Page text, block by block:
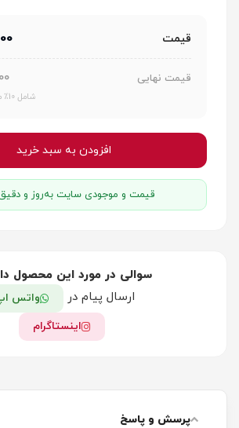
قیمت
قیمت نهایی
شامل 10٪ مالیات ارزش افزوده
افزودن به سبد خرید
قیمت و موجودی سایت به‌روز و
سوالی در مورد این محصول
ارسال پیام در
واتس
اینستاگرام
پرسش و پاسخ